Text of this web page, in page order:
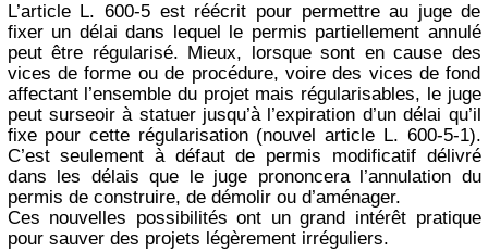
L’article L. 600-5 est réécrit pour permettre au juge de
fixer un délai dans lequel le permis partiellement annulé
peut être régularisé. Mieux, lorsque sont en cause des
vices de forme ou de procédure, voire des vices de fond
affectant l’ensemble du projet mais régularisables, le juge
peut surseoir à statuer jusqu’à l’expiration d’un délai qu’il
fixe pour cette régularisation (nouvel article L. 600-5-1).
C’est seulement à défaut de permis modificatif délivré
dans les délais que le juge prononcera l’annulation du
permis de construire, de démolir ou d’aménager.
Ces nouvelles possibilités ont un grand intérêt pratique
pour sauver des projets légèrement irréguliers.